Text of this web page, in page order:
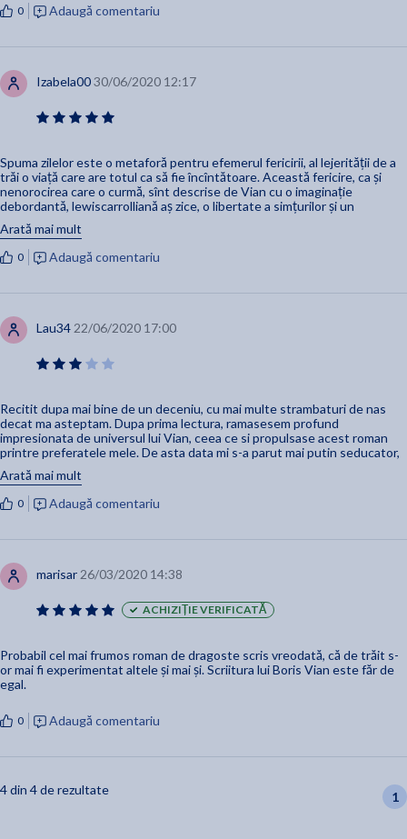
0 Adaugă comentariu
Izabela0030/06/2020 12:17
Spuma zilelor este o metaforă pentru efemerul fericirii, al lejerității de a
trăi o viață care are totul ca să fie încîntătoare. Această fericire, ca și
nenorocirea care o curmă, sînt descrise de Vian cu o imaginație
debordantă, lewiscarrolliană aș zice, o libertate a simțurilor și un
rafinament uimitor, hipnotizant.
“... o patinatoare, când terminase de executat magnificul salt al marelui
vultur, lăsase să cadă un ou uriaș la picioarele lui Colin.”
“... lacrimile îi înghețau trosnind ușor și se spărgeau pe granitul neted al
Arată mai mult
0 Adaugă comentariu
Lau34 22/06/2020 17:00
Recitit dupa mai bine de un deceniu, cu mai multe strambaturi de nas
decat ma asteptam. Dupa prima lectura, ramasesem profund
impresionata de universul lui Vian, ceea ce si propulsase acest roman
printre preferatele mele. De asta data mi s-a parut mai putin seducator,
personajele bidimensionale (in special cele feminine, caracterizate
printr-o frivolitate stereotipica), unele dialoguri puerile si total inutile.
Universul ramane la fel de fascinant ca la prima lectura, iar finalul - unul
dintre cele mai induiosatoare din cate mi-a fost dat sa citesc.
Arată mai mult
0 Adaugă comentariu
marisar 26/03/2020 14:38
ACHIZIȚIE VERIFICATĂ
Probabil cel mai frumos roman de dragoste scris vreodată, că de trăit s-
or mai fi experimentat altele și mai și. Scriitura lui Boris Vian este făr de
egal.
0 Adaugă comentariu
4 din 4 de rezultate 1